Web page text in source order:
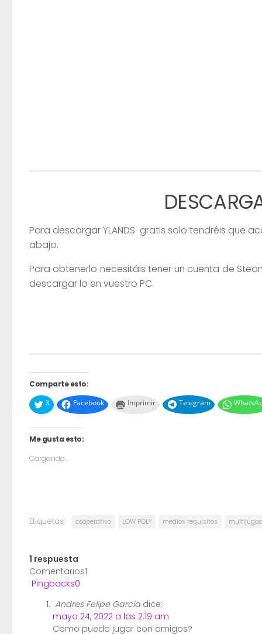
Para descargar YLANDS gratis solo tendréis que
abajo.
Para obtenerlo necesitáis tener un cuenta de
descargar lo en vuestro PC.
Comparte esto:
X
Facebook Imprimir Telegram
Me gusta esto:
Cargando...
Etiquetas: cooperativo LOW POLY medios requisitos
1 respuesta
Comentarios1
Pingbacks0
Andres Felipe Garcia dice:
mayo 24, 2022 a las 2:19 am
Como puedo jugar con amigos?